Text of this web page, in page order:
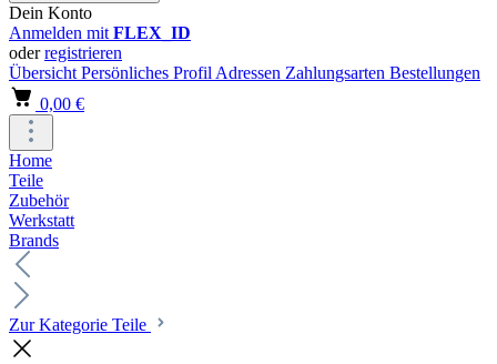
Dein Konto
Anmelden mit FLEX_ID
oderregistrieren
Übersicht Persönliches Profil Adressen Zahlungsarten Bestellungen
0,00 €
Home
Teile
Zubehör
Werkstatt
Brands
Zur Kategorie Teile